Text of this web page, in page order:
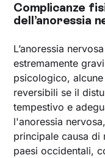
Complicanze
dell’anoressia
L’anoressia
estremamente
psicologico,
reversibili se il
tempestivo e
l'anoressia
principale causa di
paesi occidentali,